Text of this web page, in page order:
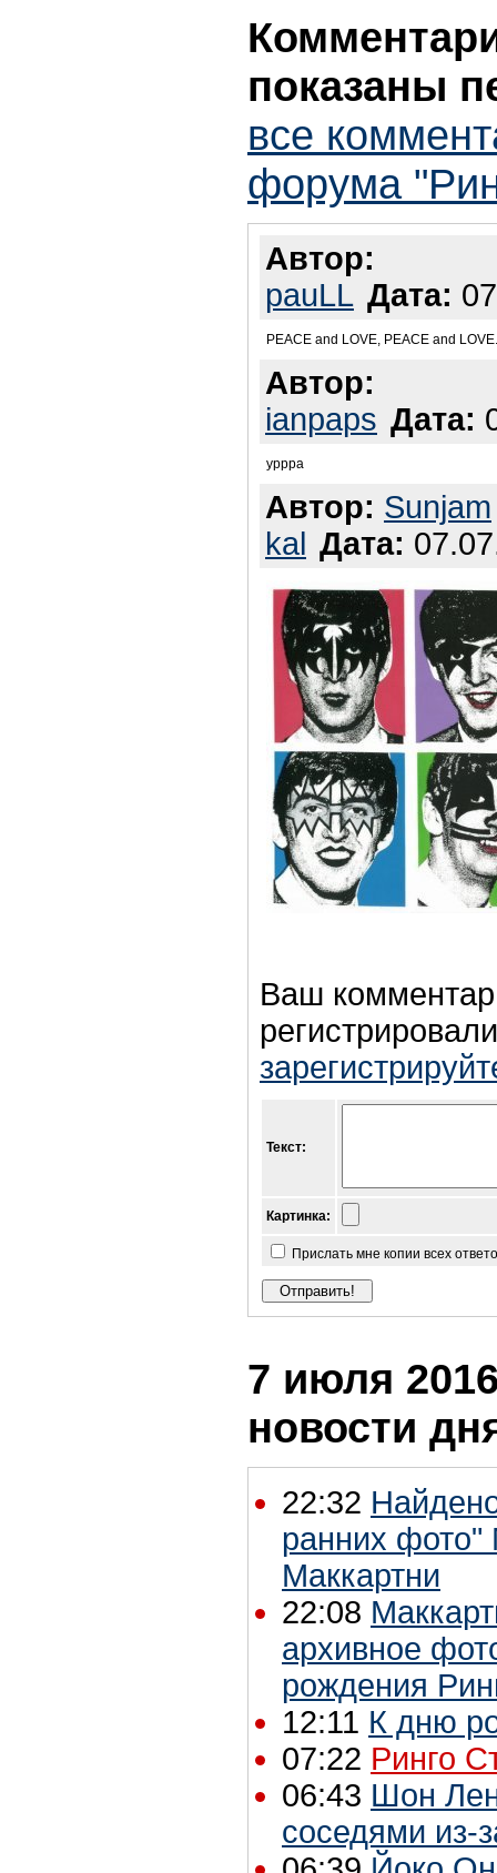
показаны
все
форума
Автор:
pauLL Дата:
PEACE and LOVE, PEACE and LOVE.
Автор:
ianpaps Дата:
уррра
Автор: Sunjam
kal Дата:
Ваш
Текст:
Картинка:
Прислать мне копии всех
7 июля
новости
22:32
ранних
Маккартни
22:08
архивное
рождения
12:11 К дню
07:22 Ринго
06:43 Шон
соседями из-